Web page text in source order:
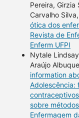
Pereira, Girzia
Carvalho Silva,
ótica dos
Revista de
Enferm UFPI
Nytale
Araújo
information
Adolescência:
sobre
Enfermagem